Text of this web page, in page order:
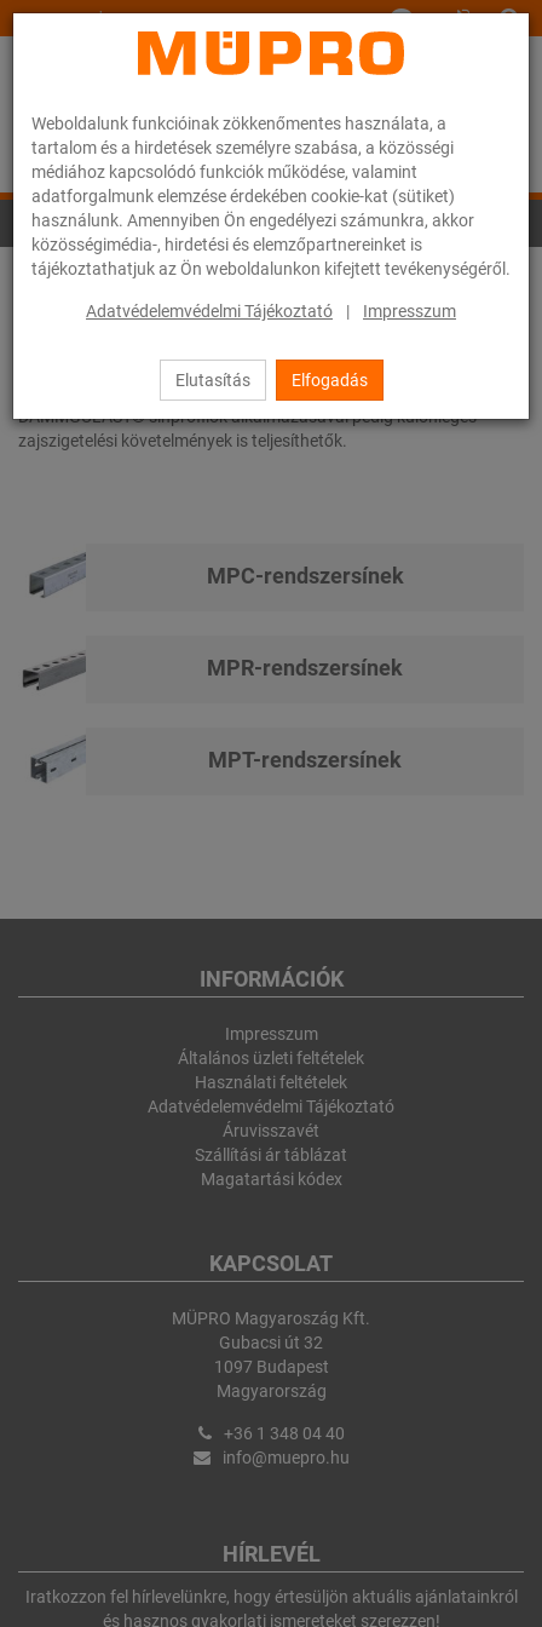
Weboldalunk funkcióinak zökkenőmentes használata, a
tartalom és a hirdetések személyre szabása, a közösségi
médiához kapcsolódó funkciók működése, valamint
adatforgalmunk elemzése érdekében cookie-kat (sütiket)
használunk. Amennyiben Ön engedélyezi számunkra, akkor
közösségimédia-, hirdetési és elemzőpartnereinket is
tájékoztathatjuk az Ön weboldalunkon kifejtett tevékenységéről.
Adatvédelemvédelmi Tájékoztató | Impresszum
Elutasítás Elfogadás
www.muepro.hu
Szerelősínek szellőzőcsövek rögzítéséhez
állványaihoz egy moduláris sínrendszert kínálunk. A szerelési
szellőzéstechnikai projektek során szükségessé váló egyedi
megoldások is gyorsan, egyszerűen alakíthatók ki, a zajszigetelő
DÄMMGULAST® sínprofilok alkalmazásával pedig különleges
zajszigetelési követelmények is teljesíthetők.
MPC-rendszersínek
MPR-rendszersínek
MPT-rendszersínek
INFORMÁCIÓK
Impresszum
Általános üzleti feltételek
Használati feltételek
Adatvédelemvédelmi Tájékoztató
Áruvisszavét
Szállítási ár táblázat
Magatartási kódex
KAPCSOLAT
MÜPRO Magyaroszág Kft.
Gubacsi út 32
1097 Budapest
Magyarország
+36 1 348 04 40
info@muepro.hu
HÍRLEVÉL
Iratkozzon fel hírlevelünkre, hogy értesüljön aktuális ajánlatainkról
és hasznos gyakorlati ismereteket szerezzen!